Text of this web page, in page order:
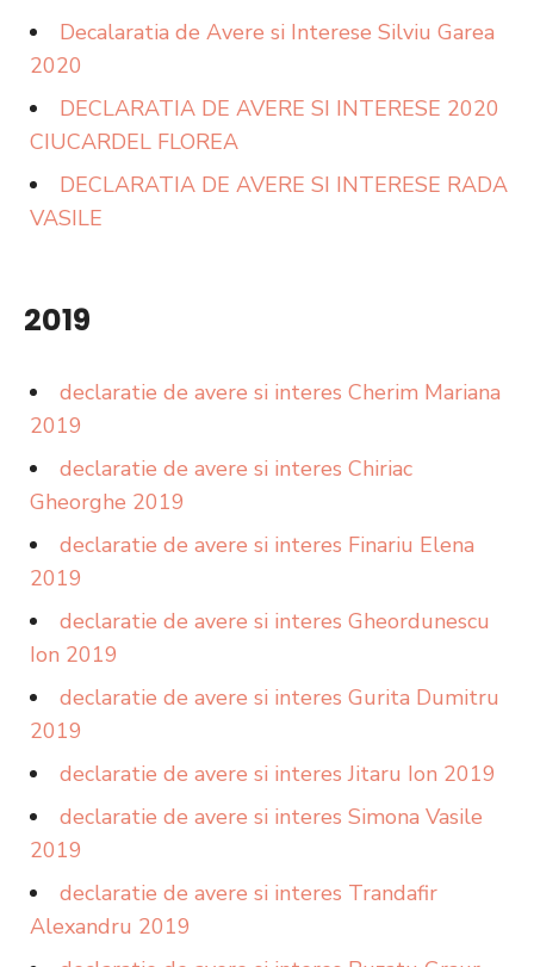
Decalaratia de Avere si Interese Silviu Garea
2020
DECLARATIA DE AVERE SI INTERESE 2020
CIUCARDEL FLOREA
DECLARATIA DE AVERE SI INTERESE RADA
VASILE
2019
declaratie de avere si interes Cherim Mariana
2019
declaratie de avere si interes Chiriac
Gheorghe 2019
declaratie de avere si interes Finariu Elena
2019
declaratie de avere si interes Gheordunescu
Ion 2019
declaratie de avere si interes Gurita Dumitru
2019
declaratie de avere si interes Jitaru Ion 2019
declaratie de avere si interes Simona Vasile
2019
declaratie de avere si interes Trandafir
Alexandru 2019